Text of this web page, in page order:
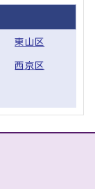
東山区
西京区